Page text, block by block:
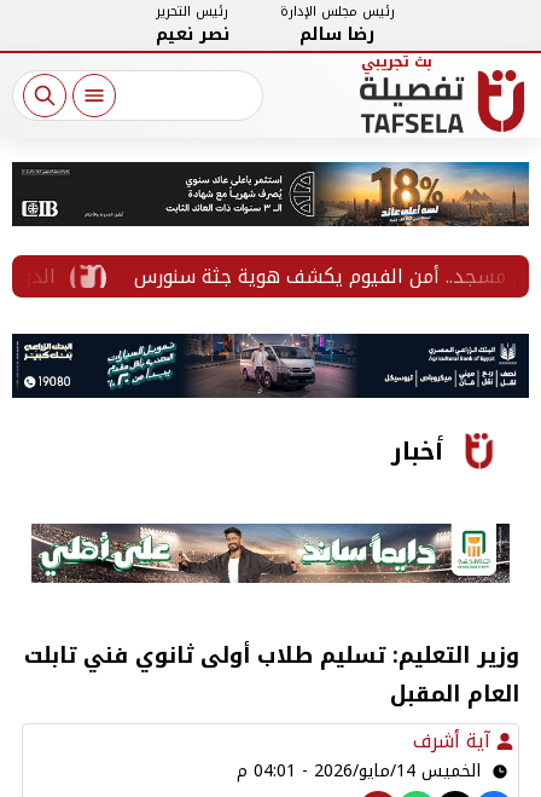
رئيس مجلس الإدارة
رضا سالم
رئيس التحرير
نصر نعيم
الدولار مسجد.. أمن الفيوم يكشف هوية جثة سنورس
أخبار
وزير التعليم: تسليم طلاب أولى ثانوي فني تابلت
العام المقبل
آية أشرف
الخميس 14/مايو/2026 - 04:01 م